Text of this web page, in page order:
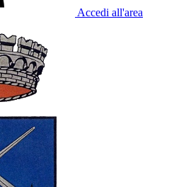
Accedi all'area